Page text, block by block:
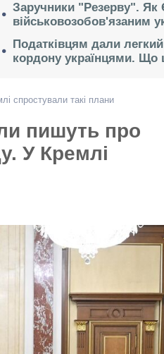
Заручники "Резерву". Як
військовозобов'язаним
Податківцям дали
кордону українцями. Що
спростували такі плани
пишуть про
У Кремлі